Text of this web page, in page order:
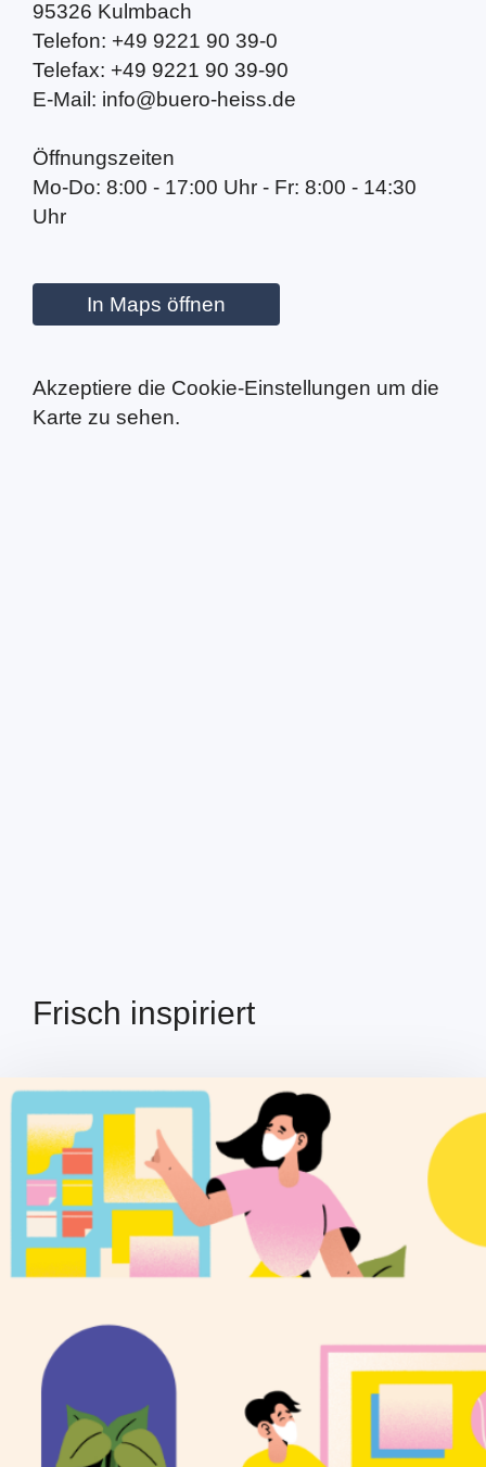
95326 Kulmbach
Telefon: +49 9221 90 39-0
Telefax: +49 9221 90 39-90
E-Mail: info@buero-heiss.de
Öffnungszeiten
Mo-Do: 8:00 - 17:00 Uhr - Fr: 8:00 - 14:30
Uhr
In Maps öffnen
Akzeptiere die Cookie-Einstellungen um die
Karte zu sehen.
Frisch inspiriert